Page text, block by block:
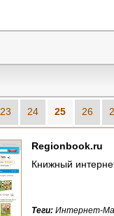
23 24 25 26
Regionbook.ru
Книжный
Теги: Интернет-